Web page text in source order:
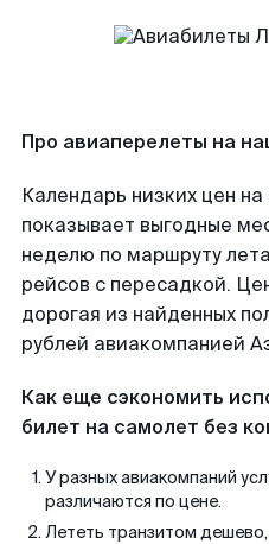
Про авиаперелеты на
Календарь низких цен
показывает выгодные
неделю по маршруту
рейсов с пересадкой.
дорогая из найденных
рублей авиакомпанией
Как еще сэкономить
билет на самолет без
У разных авиакомпаний
различаются по цене.
Лететь транзитом